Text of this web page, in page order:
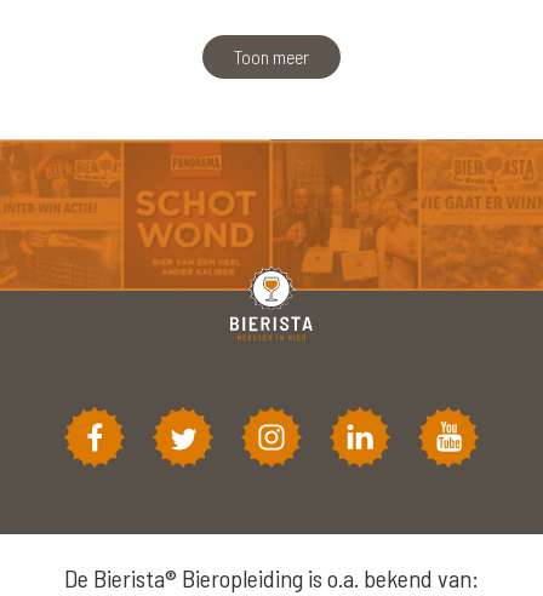
Toon meer
De Bierista® Bieropleiding is o.a. bekend van: